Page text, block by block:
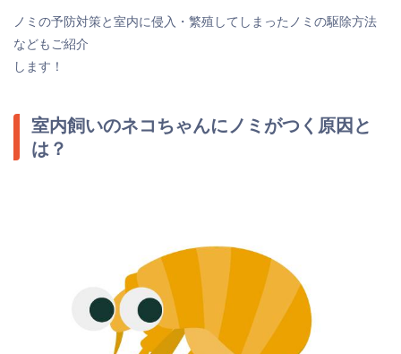
ノミの予防対策と室内に侵入・繁殖してしまったノミの駆除方法
などもご紹介
します！
室内飼いのネコちゃんにノミがつく原因と
は？